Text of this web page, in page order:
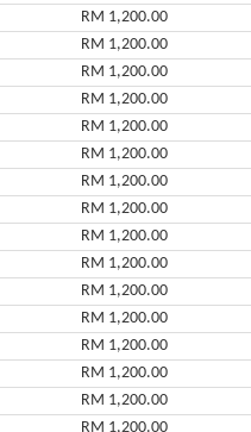
RM 1,200.00
RM 1,200.00
RM 1,200.00
RM 1,200.00
RM 1,200.00
RM 1,200.00
RM 1,200.00
RM 1,200.00
RM 1,200.00
RM 1,200.00
RM 1,200.00
RM 1,200.00
RM 1,200.00
RM 1,200.00
RM 1,200.00
RM 1,200.00